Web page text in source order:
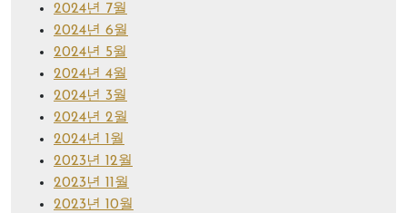
2024년 7월
2024년 6월
2024년 5월
2024년 4월
2024년 3월
2024년 2월
2024년 1월
2023년 12월
2023년 11월
2023년 10월